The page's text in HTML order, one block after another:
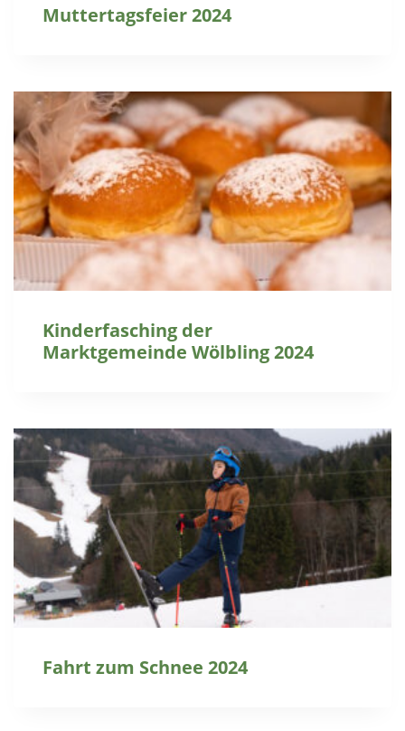
Muttertagsfeier 2024
Kinderfasching der
Marktgemeinde Wölbling 2024
Fahrt zum Schnee 2024